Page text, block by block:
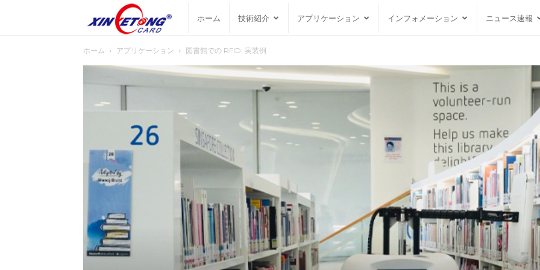
ン
ト
ブ
ロ
ホーム 技術紹介 アプリケーション インフォメーション ニュース速報
ホーム アプリケーション 図書館での RFID: 実装例